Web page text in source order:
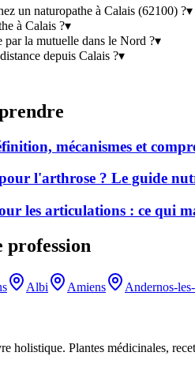
un naturopathe à Calais (62100) ?▾
à Calais ?▾
par la mutuelle dans le Nord ?▾
depuis Calais ?▾
mécanismes et
l'arthrose ? Le guide
les articulations : ce qui
profession
Albi Amiens Andernos-
holistique. Plantes médicinales,